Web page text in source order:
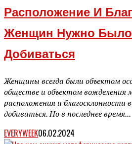
Расположение И
Женщин Нужно Было
Добиваться
Женщины всегда были объектом
обществе и объектом вожделения
расположения и благосклонности
добиваться. Но в последнее время...
EVERYWEEK06.02.2024